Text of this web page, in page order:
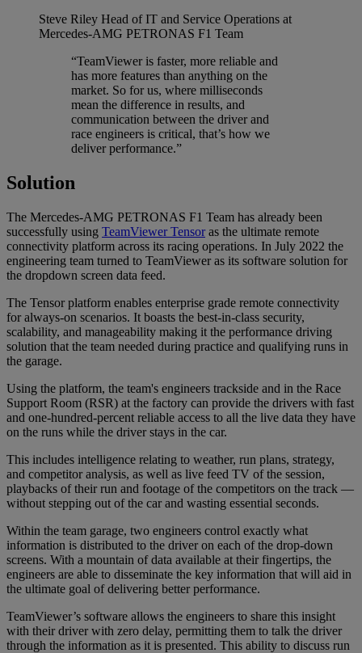
Steve Riley Head of IT and Service Operations at
Mercedes-AMG PETRONAS F1 Team
“TeamViewer is faster, more reliable and
has more features than anything on the
market. So for us, where milliseconds
mean the difference in results, and
communication between the driver and
race engineers is critical, that’s how we
deliver performance.”
Solution
The Mercedes-AMG PETRONAS F1 Team has already been
successfully using TeamViewer Tensoras the ultimate remote
connectivity platform across its racing operations. In July 2022 the
engineering team turned to TeamViewer as its software solution for
the dropdown screen data feed.
The Tensor platform enables enterprise grade remote connectivity
for always-on scenarios. It boasts the best-in-class security,
scalability, and manageability making it the performance driving
solution that the team needed during practice and qualifying runs in
the garage.
Using the platform, the team's engineers trackside and in the Race
Support Room (RSR) at the factory can provide the drivers with fast
and one-hundred-percent reliable access to all the live data they have
on the runs while the driver stays in the car.
This includes intelligence relating to weather, run plans, strategy,
and competitor analysis, as well as live feed TV of the session,
playbacks of their run and footage of the competitors on the track —
without stepping out of the car and wasting essential seconds.
Within the team garage, two engineers control exactly what
information is distributed to the driver on each of the drop-down
screens. With a mountain of data available at their fingertips, the
engineers are able to disseminate the key information that will aid in
the ultimate goal of delivering better performance.
TeamViewer’s software allows the engineers to share this insight
with their driver with zero delay, permitting them to talk the driver
through the information as it is presented. This ability to discuss run